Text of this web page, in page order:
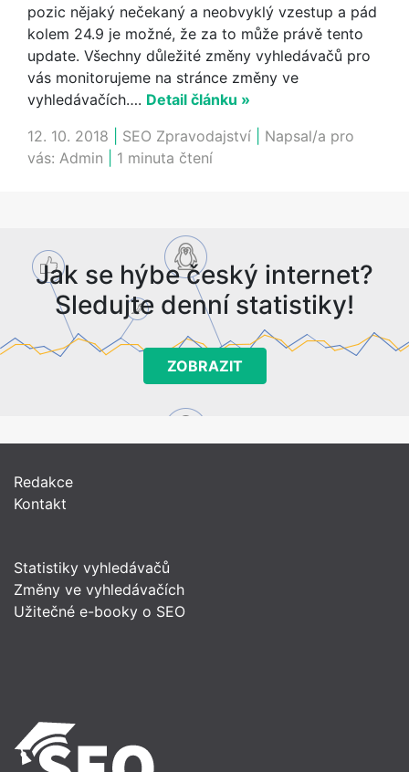
pozic nějaký nečekaný a neobvyklý vzestup a pád
kolem 24.9 je možné, že za to může právě tento
update. Všechny důležité změny vyhledávačů pro
vás monitorujeme na stránce změny ve
vyhledávačích…. Detail článku »
12. 10. 2018
SEO Zpravodajství
Napsal/a pro
vás: Admin 1 minuta čtení
Jak se hýbe český internet?
Sledujte denní statistiky!
ZOBRAZIT
Redakce
Kontakt
Statistiky vyhledávačů
Změny ve vyhledávačích
Užitečné e-booky o SEO